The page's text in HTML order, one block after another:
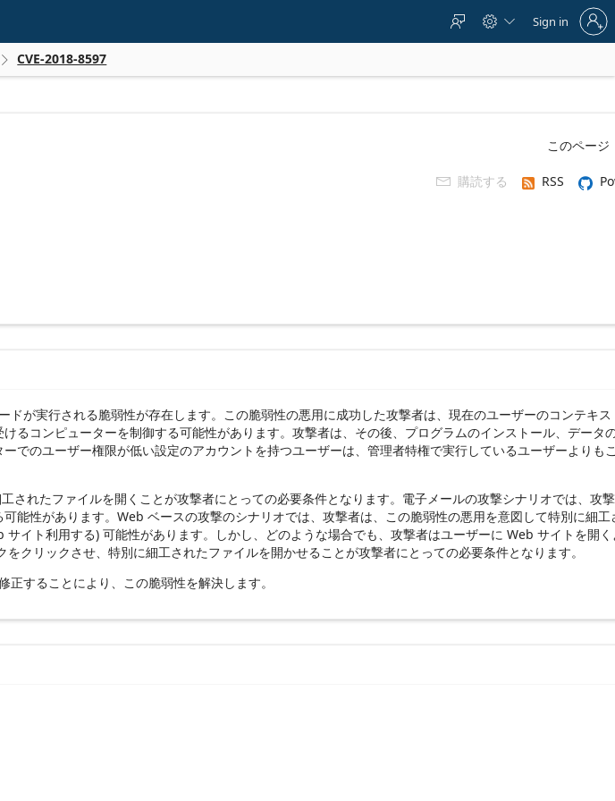
  
to
account
Sign in
 CVE-2018-8597
このページ
 購読する RSS
が実行される脆弱性が存在します。この脆弱性の悪用に成功した攻撃者は、現在のユーザーのコンテキ
るコンピューターを制御する可能性があります。攻撃者は、その後、プログラムのインストール、データ
でのユーザー権限が低い設定のアカウントを持つユーザーは、管理者特権で実行しているユーザーよりも
れたファイルを開くことが攻撃者にとっての必要条件となります。電子メールの攻撃シナリオでは、攻
能性があります。Web ベースの攻撃のシナリオでは、攻撃者は、この脆弱性の悪用を意図して特別に細
イト利用する) 可能性があります。しかし、どのような場合でも、攻撃者はユーザーに Web サイトを開
クリックさせ、特別に細工されたファイルを開かせることが攻撃者にとっての必要条件となります。
することにより、この脆弱性を解決します。